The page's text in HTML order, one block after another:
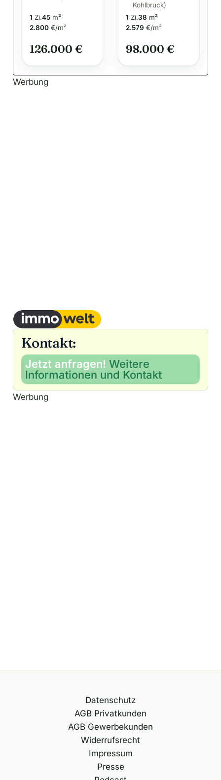
1 Zi.45 m²
2.800 €/m²
126.000 €
Kohlbruck)
1 Zi.38 m²
2.579 €/m²
98.000 €
Werbung
Kontakt:
Jetzt anfragen! Weitere
Informationen und Kontakt
Werbung
Datenschutz
AGB Privatkunden
AGB Gewerbekunden
Widerrufsrecht
Impressum
Presse